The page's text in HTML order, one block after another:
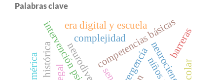
Palabras clave
competencias básicas
neurociencia
complejidad barreras
era digital y escuela